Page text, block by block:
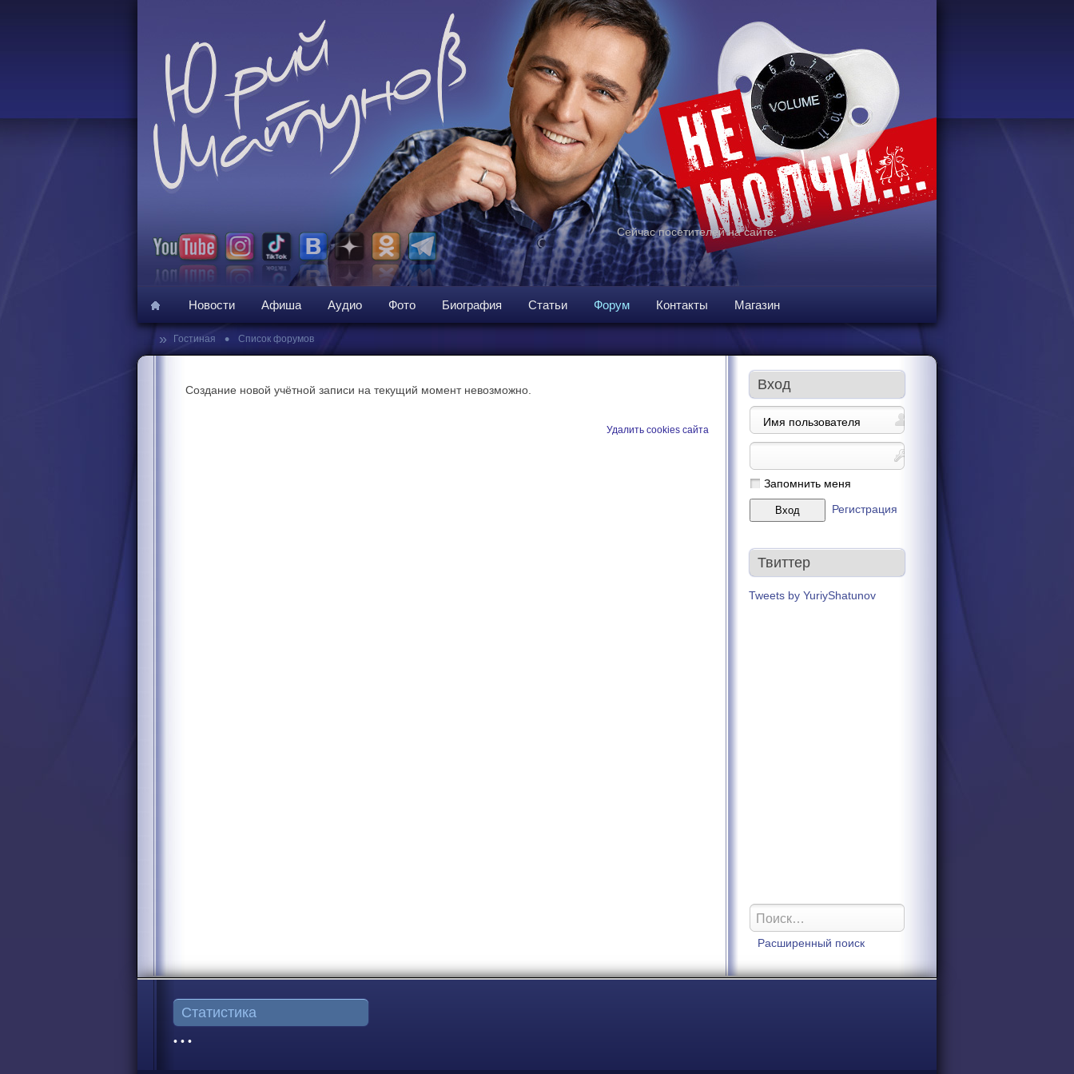
Сейчас посетителей на сайте:
Новости Афиша Аудио Фото Биография Статьи Форум Контакты Магазин
» Гостиная • Список форумов
Создание новой учётной записи на текущий момент невозможно.
Удалить cookies сайта
Вход
Запомнить меня
Регистрация
Твиттер
Tweets by YuriyShatunov
Расширенный поиск
Статистика
• • •